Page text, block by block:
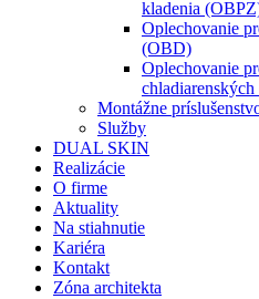
kladenia
Oplechovanie
(OBD)
Oplechovanie
Montážne
Služby
DUAL SKIN
Realizácie
O firme
Aktuality
Na stiahnutie
Kariéra
Kontakt
Zóna architekta